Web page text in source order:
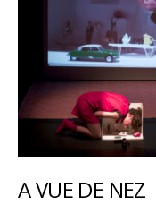
A VUE DE NEZ